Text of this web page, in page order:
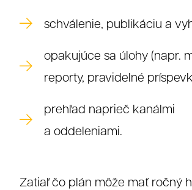
schválenie, publikáciu a
opakujúce sa úlohy (napr.
reporty, pravidelné
prehľad naprieč kanálmi
a oddeleniami.
Zatiaľ čo plán môže mať ročný